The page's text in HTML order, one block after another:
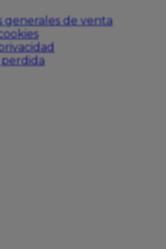
generales de venta
perdida